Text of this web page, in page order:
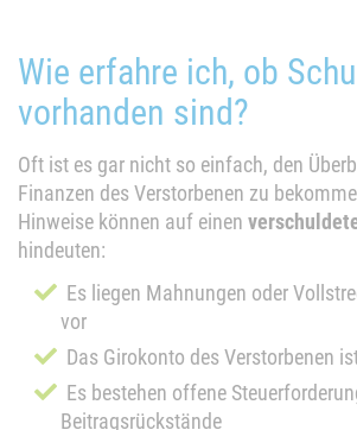
Wie erfahre ich, ob
vorhanden sind?
Oft ist es gar nicht so einfach, den
Finanzen des Verstorbenen zu
Hinweise können auf einen
hindeuten:
Es liegen Mahnungen oder
vor
Das Girokonto des Verstorbenen
Es bestehen offene
Beitragsrückstände